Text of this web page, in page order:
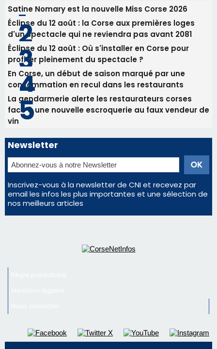
Satine Nomary est la nouvelle Miss Corse 2026
Éclipse du 12 août : la Corse aux premières loges
d'un spectacle qui ne reviendra pas avant 2081
Éclipse du 12 août : Où s'installer en Corse pour
profiter pleinement du spectacle ?
En Corse, un début de saison marqué par une
consommation en recul dans les restaurants
La gendarmerie alerte les restaurateurs corses
face à une nouvelle escroquerie au faux vendeur de
vin
Newsletter
Inscrivez-vous à la newsletter de CNI et recevez par
email les infos les plus importantes et une sélection de
nos meilleurs articles